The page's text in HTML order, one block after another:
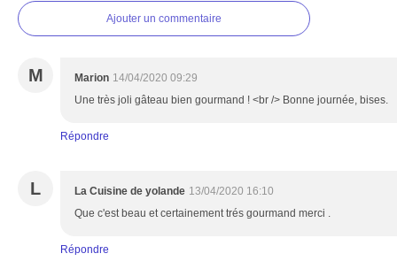
Ajouter un commentaire
M Marion 14/04/2020 09:29
Une très joli gâteau bien gourmand ! <br /> Bonne journée, bises.
Répondre
L La Cuisine de yolande 13/04/2020 16:10
Que c'est beau et certainement trés gourmand merci .
Répondre